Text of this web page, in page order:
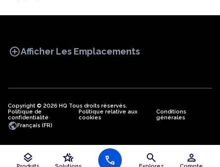
layers hotel_class call search person
add_circleAfficher Les Emplacements
BUREAU COWORKING
BUREAUX
Bureaux en Algérie
Copyright © 2026 HQ Tous droits réservés.
Politique de
confidentialité
Politique relative aux
cookies
Conditions
générales
publicFrançais (FR)